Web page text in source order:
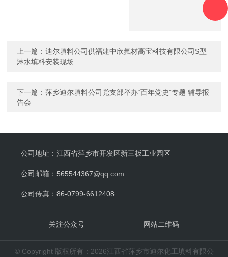
上一篇：迪尔填料公司供福建中欣氟材高宝科技有限公司S型
淋水填料安装现场
下一篇：萍乡迪尔填料公司党支部举办“百年党史”专题 辅导报
告会
公司地址：江西省萍乡市开发区新三板工业园区
公司邮箱：565544367@qq.com
公司传真：86-0799-6612408
关注公众号 网站二维码
© Copyright 版权所有：2026江西省萍乡市迪尔化工填料有限公